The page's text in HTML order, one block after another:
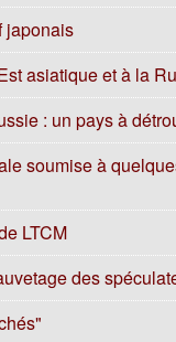
japonais
asiatique et à la
: un pays à
soumise à
LTCM
des